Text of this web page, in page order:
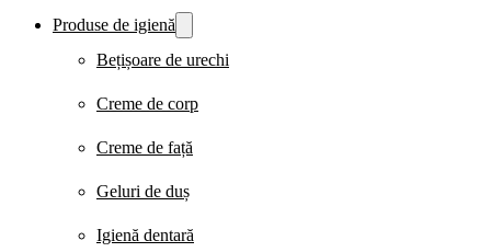
Produse de igienă
Bețișoare de urechi
Creme de corp
Creme de față
Geluri de duș
Igienă dentară